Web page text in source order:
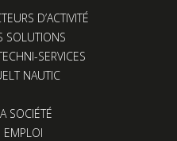
D’ACTIVITÉ
SOLUTIONS
SERVICES
NAUTIC
SOCIÉTÉ
EMPLOI